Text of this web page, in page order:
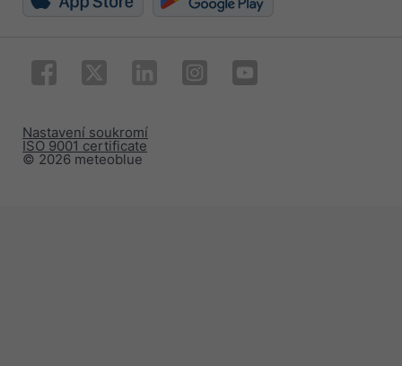
© 2026 meteoblue
ISO 9001 certificate
Nastavení soukromí